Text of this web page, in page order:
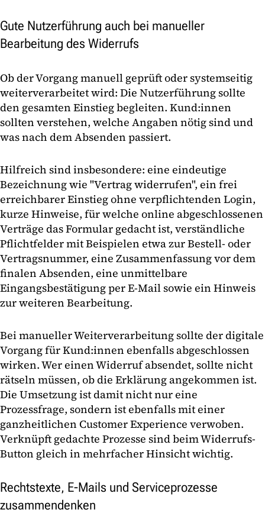
Gute Nutzerführung auch bei manueller
Bearbeitung des Widerrufs
Ob der Vorgang manuell geprüft oder systemseitig
weiterverarbeitet wird: Die Nutzerführung sollte
den gesamten Einstieg begleiten. Kund:innen
sollten verstehen, welche Angaben nötig sind und
was nach dem Absenden passiert.
Hilfreich sind insbesondere: eine eindeutige
Bezeichnung wie "Vertrag widerrufen", ein frei
erreichbarer Einstieg ohne verpflichtenden Login,
kurze Hinweise, für welche online abgeschlossenen
Verträge das Formular gedacht ist, verständliche
Pflichtfelder mit Beispielen etwa zur Bestell- oder
Vertragsnummer, eine Zusammenfassung vor dem
finalen Absenden, eine unmittelbare
Eingangsbestätigung per E-Mail sowie ein Hinweis
zur weiteren Bearbeitung.
Bei manueller Weiterverarbeitung sollte der digitale
Vorgang für Kund:innen ebenfalls abgeschlossen
wirken. Wer einen Widerruf absendet, sollte nicht
rätseln müssen, ob die Erklärung angekommen ist.
Die Umsetzung ist damit nicht nur eine
Prozessfrage, sondern ist ebenfalls mit einer
ganzheitlichen Customer Experience verwoben.
Verknüpft gedachte Prozesse sind beim Widerrufs-
Button gleich in mehrfacher Hinsicht wichtig.
Rechtstexte, E-Mails und Serviceprozesse
zusammendenken